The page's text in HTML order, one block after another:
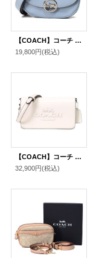
【COACH】コーチ ペブルレザー ジェイド ミニ 2way クラッチ ウエスト ヒップ ベルトバッグ ペールブルー（日本未発売）
19,800円(税込)
【COACH】コーチ バッグ スムースレザー トニー ロゴ フラップ 2WAY クラッチ クロスボディー 斜めがけ ショルダーバッグ チャーク（日本未発売）
32,900円(税込)